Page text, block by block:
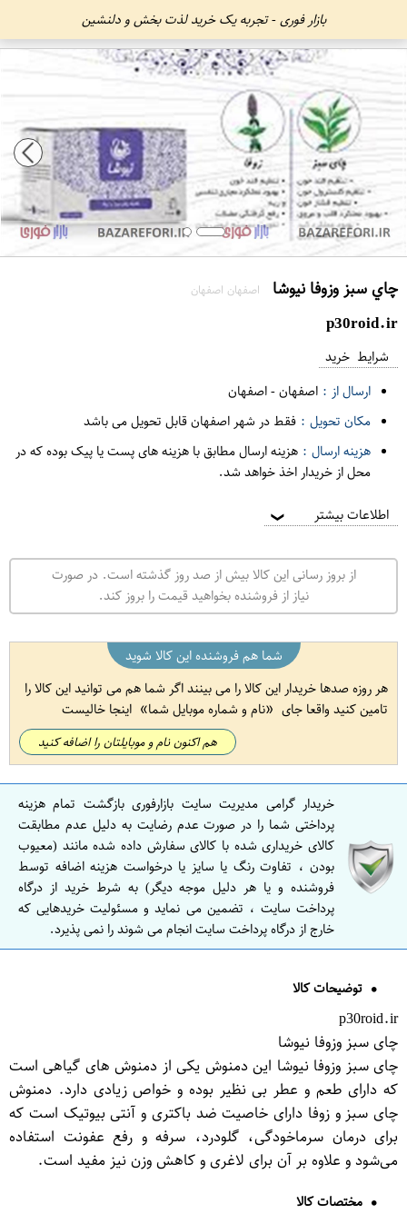
بازار فوری - تجربه یک خرید لذت بخش و دلنشین
چاي سبز وزوفا نيوشا اصفهان اصفهان
p30roid.ir
شرایط خرید
ارسال از : اصفهان-اصفهان
مکان تحویل : فقط در شهر اصفهان قابل تحویل می باشد
هزینه ارسال : هزینه ارسال مطابق با هزینه های پست یا پیک بوده که در
محل از خریدار اخذ خواهد شد.
اطلاعات بیشتر ❯
از بروز رسانی این کالا بیش از صد روز گذشته است. در صورت
نیاز از فروشنده بخواهید قیمت را بروز کند.
شما هم فروشنده این کالا شوید
هر روزه صدها خریدار این کالا را می بینند اگر شما هم می توانید این کالا را
تامین کنید واقعا جای
نام و شماره موبایل شما اینجا خالیست
هم اکنون نام و موبایلتان را اضافه کنید
خریدار گرامی مدیریت سایت بازارفوری بازگشت تمام هزینه
پرداختی شما را در صورت عدم رضایت به دلیل عدم مطابقت
کالای خریداری شده با کالای سفارش داده شده مانند (معیوب
بودن ، تفاوت رنگ یا سایز یا درخواست هزینه اضافه توسط
فروشنده و یا هر دلیل موجه دیگر) به شرط خرید از درگاه
پرداخت سایت ، تضمین می نماید و مسئولیت خریدهایی که
خارج از درگاه پرداخت سایت انجام می شوند را نمی پذیرد.
توضیحات کالا
p30roid.ir
چای سبز وزوفا نیوشا
چای سبز وزوفا نیوشا این دمنوش یکی از دمنوش های گیاهی است
که دارای طعم و عطر بی نظیر بوده و خواص زیادی دارد. دمنوش
چای سبز و زوفا دارای خاصیت ضد باکتری و آنتی بیوتیک است که
برای درمان سرماخودگی، گلودرد، سرفه و رفع عفونت استفاده
می‌شود و علاوه بر آن برای لاغری و کاهش وزن نیز مفید است.
مختصات کالا